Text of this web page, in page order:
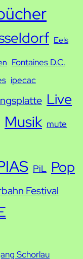
Eels
Fontaines D.C.
ipecac
Live
Musik mute
PiL Pop
Festival
Schorlau